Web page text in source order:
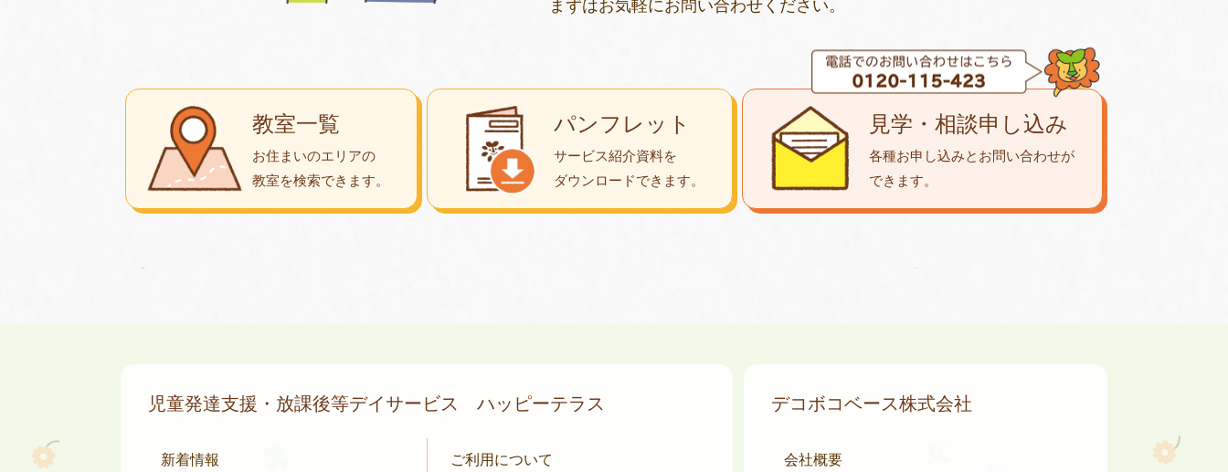
まずはお気軽にお問い合わせください。
教室一覧
お住まいのエリアの
教室を検索できます。
パンフレット
サービス紹介資料を
ダウンロードできます。
見学・相談申し込み
各種お申し込みとお問い合わせが
できます。
児童発達支援・放課後等デイサービス ハッピーテラス
新着情報 ご利用について
デコボコベース株式会社
会社概要